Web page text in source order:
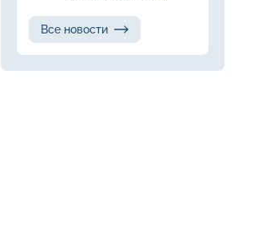
Все новости